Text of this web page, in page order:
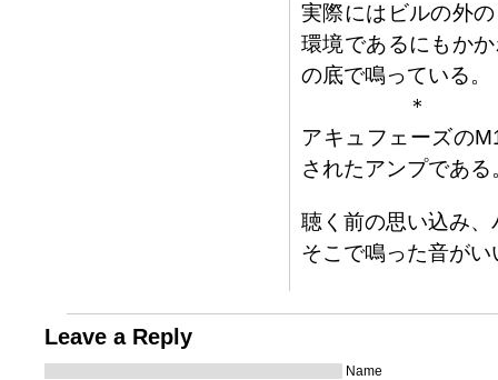
実際にはビルの外
環境であるにもか
の底で鳴っている。
＊
アキュフェーズの
されたアンプである
聴く前の思い込み
そこで鳴った音が
Leave a Reply
Name